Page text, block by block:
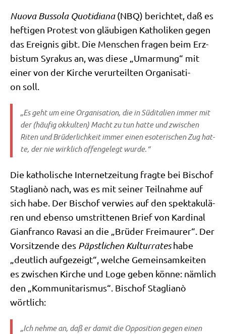
Nuo­va Bus­so­la Quo­ti­dia­na(NBQ) berich­tet, daß es
hef­ti­gen Pro­test von gläu­bi­gen Katho­li­ken gegen
das Ereig­nis gibt. Die Men­schen fra­gen beim Erz­
bis­tum Syra­kus an, was die­se „Umar­mung“ mit
einer von der Kir­che ver­ur­teil­ten Orga­ni­sa­ti­
on soll.
„Es geht um eine Orga­ni­sa­ti­on, die in Süd­ita­li­en immer mit
der (häu­fig okkul­ten) Macht zu tun hat­te und zwi­schen
Riten und Brü­der­lich­keit immer einen eso­te­ri­schen Zug hat­
te, der nie wirk­lich offen­ge­legt wurde.“
Die katho­li­sche Inter­net­zei­tung frag­te bei Bischof
Sta­glianò nach, was es mit sei­ner Teil­nah­me auf
sich habe. Der Bischof ver­wies auf den spek­ta­ku­lä­
ren und eben­so umstrit­te­nen Brief von Kar­di­nal
Gian­fran­co Rava­si an die „Brü­der Frei­mau­rer“. Der
Vor­sit­zen­de des Päpst­li­chen Kul­tur­ra­teshabe
„deut­lich auf­ge­zeigt“, wel­che Gemein­sam­kei­ten
es zwi­schen Kir­che und Loge geben kön­ne: näm­lich
den „Kom­mu­ni­ta­ris­mus“. Bischof Sta­glianò
wörtlich:
„Ich neh­me an, daß er damit die Oppo­si­ti­on gegen einen